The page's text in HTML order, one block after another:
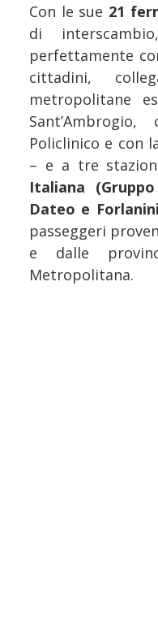
Con le sue 21
di
perfettamente
cittadini,
metropolitane
Policlinico e con
– e a tre
Italiana
Dateo e Forlanini
passeggeri
e dalle
Metropolitana.